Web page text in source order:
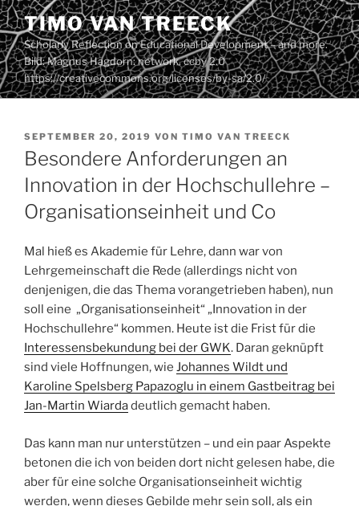
Zum
Inhalt
springen
TIMO VAN TREECK
Scholarly Reflection on Educational Development – and more.
Bild: Magnus Hagdorn: network. ccby 2.0
https://creativecommons.org/licenses/by-sa/2.0/
VERÖFFENTLICHT
AM
SEPTEMBER 20, 2019 VON TIMO VAN TREECK
Besondere Anforderungen an
Innovation in der Hochschullehre –
Organisationseinheit und Co
Mal hieß es Akademie für Lehre, dann war von
Lehrgemeinschaft die Rede (allerdings nicht von
denjenigen, die das Thema vorangetrieben haben), nun
soll eine „Organisationseinheit“ „Innovation in der
Hochschullehre“ kommen. Heute ist die Frist für die
Interessensbekundung bei der GWK. Daran geknüpft
sind viele Hoffnungen, wie Johannes Wildt und
Karoline Spelsberg Papazoglu in einem Gastbeitrag bei
Jan-Martin Wiardadeutlich gemacht haben.
Das kann man nur unterstützen – und ein paar Aspekte
betonen die ich von beiden dort nicht gelesen habe, die
aber für eine solche Organisationseinheit wichtig
werden, wenn dieses Gebilde mehr sein soll, als ein